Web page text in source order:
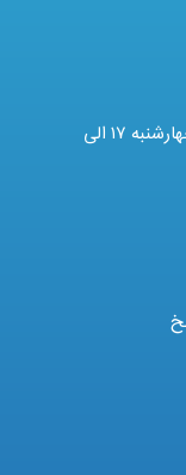
روز یکشنبه ۱۱ الی ۱۵ و روزهای شنبه و چهارشنبه ۱۷ الی